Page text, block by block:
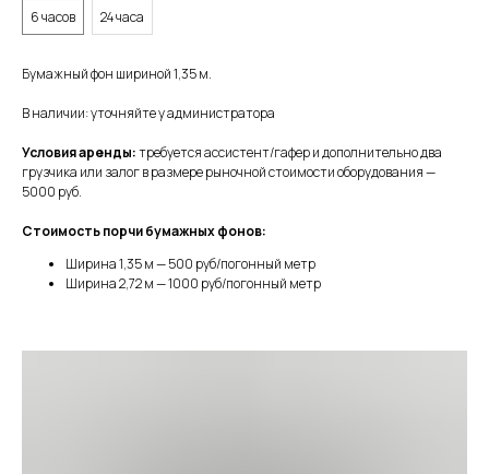
6 часов
24 часа
Бумажный фон шириной 1,35 м.
В наличии: уточняйте у администратора
Условия аренды:требуется ассистент/гафер и дополнительно два
грузчика или залог в размере рыночной стоимости оборудования —
5000 руб.
Стоимость порчи бумажных фонов:
Ширина 1,35 м — 500 руб/погонный метр
Ширина 2,72 м — 1000 руб/погонный метр